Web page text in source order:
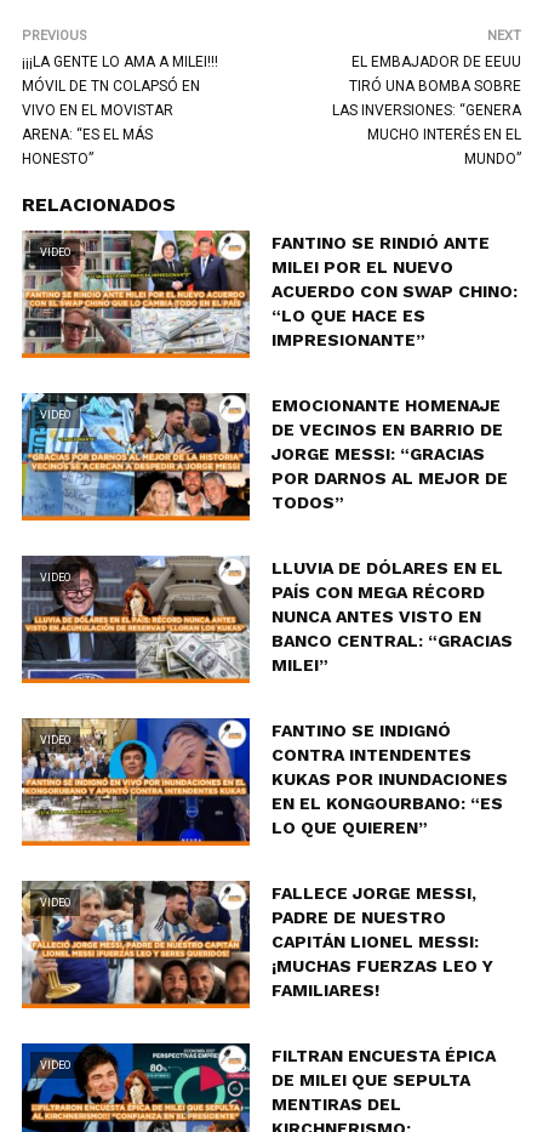
PREVIOUS
¡¡¡LA GENTE LO AMA A MILEI!!!
MÓVIL DE TN COLAPSÓ EN
VIVO EN EL MOVISTAR
ARENA: “ES EL MÁS
HONESTO”
NEXT
EL EMBAJADOR DE EEUU
TIRÓ UNA BOMBA SOBRE
LAS INVERSIONES: “GENERA
MUCHO INTERÉS EN EL
MUNDO”
RELACIONADOS
VIDEO
FANTINO SE RINDIÓ ANTE
MILEI POR EL NUEVO
ACUERDO CON SWAP CHINO:
“LO QUE HACE ES
IMPRESIONANTE”
VIDEO
EMOCIONANTE HOMENAJE
DE VECINOS EN BARRIO DE
JORGE MESSI: “GRACIAS
POR DARNOS AL MEJOR DE
TODOS”
VIDEO
LLUVIA DE DÓLARES EN EL
PAÍS CON MEGA RÉCORD
NUNCA ANTES VISTO EN
BANCO CENTRAL: “GRACIAS
MILEI”
VIDEO
FANTINO SE INDIGNÓ
CONTRA INTENDENTES
KUKAS POR INUNDACIONES
EN EL KONGOURBANO: “ES
LO QUE QUIEREN”
VIDEO
FALLECE JORGE MESSI,
PADRE DE NUESTRO
CAPITÁN LIONEL MESSI:
¡MUCHAS FUERZAS LEO Y
FAMILIARES!
VIDEO
FILTRAN ENCUESTA ÉPICA
DE MILEI QUE SEPULTA
MENTIRAS DEL
KIRCHNERISMO: